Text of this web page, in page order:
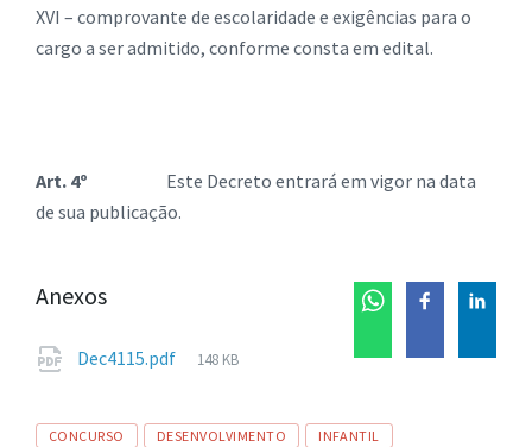
XVI – comprovante de escolaridade e exigências para o
cargo a ser admitido, conforme consta em edital.
Art. 4º Este Decreto entrará em vigor na data
de sua publicação.
Anexos
Dec4115.pdf
Tamanho
148 KB
Tags
CONCURSO DESENVOLVIMENTO
INFANTIL